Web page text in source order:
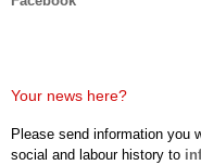
Your news here?
Please send information you
social and labour history to